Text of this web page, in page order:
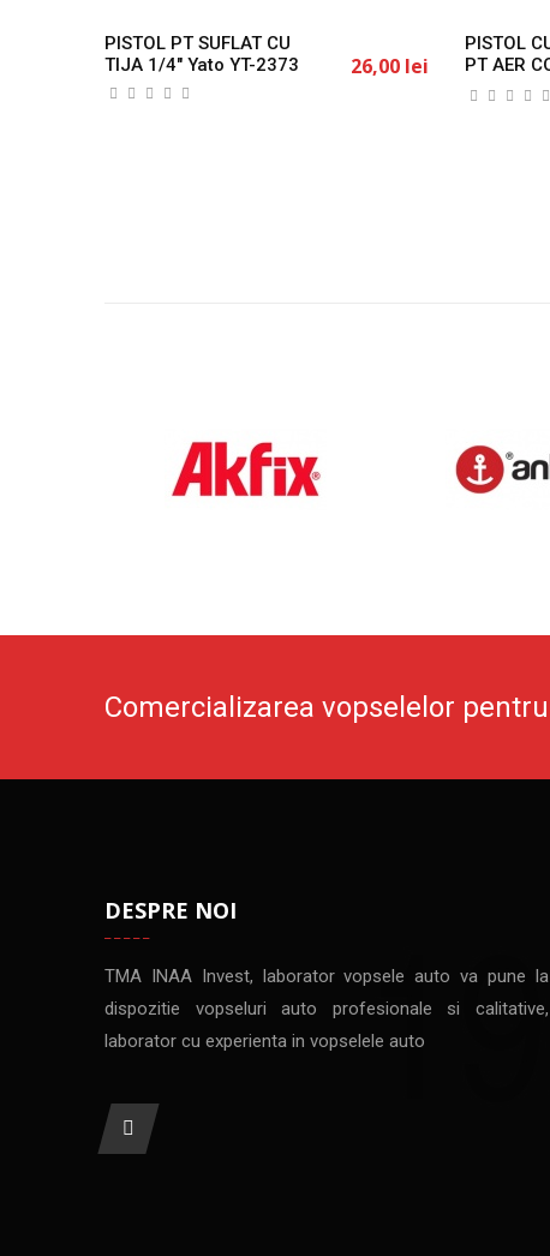
PISTOL PT SUFLAT CU
TIJA 1/4" Yato YT-2373
26,00 lei
PISTOL
PT AER
YT-2370
Comercializarea vopselelor
DESPRE NOI
TMA INAA Invest, laborator vopsele auto va pune la
dispozitie vopseluri auto profesionale si calitative,
laborator cu experienta in vopselele auto